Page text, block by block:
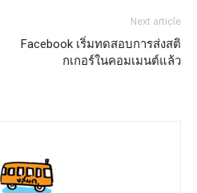
Next article
Facebook เริ่มทดสอบการส่งสติ
กเกอร์ในคอมเมนต์แล้ว